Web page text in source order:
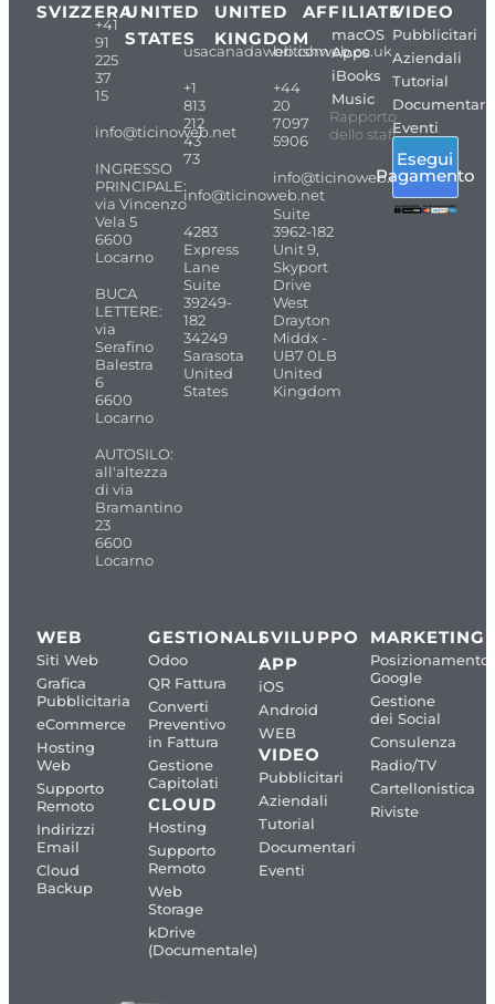
SVIZZERA
+41
91
225
37
15
info@ticinoweb.net
INGRESSO
PRINCIPALE:
via Vincenzo
Vela 5
6600
Locarno
BUCA
LETTERE:
via
Serafino
Balestra
6
6600
Locarno
AUTOSILO:
all'altezza
di via
Bramantino
23
6600
Locarno
UNITED
STATES
usacanadaweb.com
+1
813
212
43
73
info@ticinoweb.net
4283
Express
Lane
Suite
39249-
182
34249
Sarasota
United
States
UNITED
KINGDOM
britishweb.co.uk
+44
20
7097
5906
info@ticinoweb.net
Suite
3962-182
Unit 9,
Skyport
Drive
West
Drayton
Middx -
UB7 0LB
United
Kingdom
AFFILIATE
macOS
Apps
iBooks
Music
Rapporto
dello staff
VIDEO
Pubblicitari
Aziendali
Tutorial
Documentari
Eventi
Esegui
Pagamento
WEB
Siti Web
Grafica
Pubblicitaria
eCommerce
Hosting
Web
Supporto
Remoto
Indirizzi
Email
Cloud
Backup
GESTIONALI
Odoo
QR Fattura
Converti
Preventivo
in Fattura
Gestione
Capitolati
CLOUD
Hosting
Supporto
Remoto
Web
Storage
kDrive
(Documentale)
SVILUPPO
APP
iOS
Android
WEB
VIDEO
Pubblicitari
Aziendali
Tutorial
Documentari
Eventi
MARKETING
Posizionamento
Google
Gestione
dei Social
Consulenza
Radio/TV
Cartellonistica
Riviste